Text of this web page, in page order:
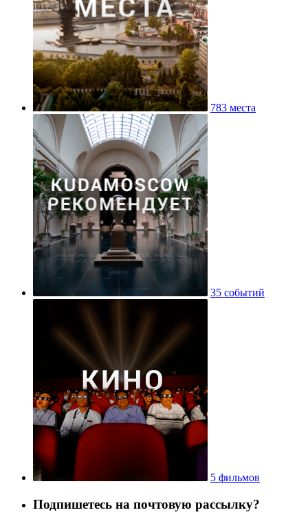
783 места
35 событий
5 фильмов
Подпишетесь на почтовую рассылку?